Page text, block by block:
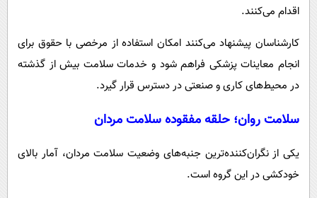
اقدام می‌کنند.
کارشناسان پیشنهاد می‌کنند امکان استفاده از مرخصی با حقوق برای
انجام معاینات پزشکی فراهم شود و خدمات سلامت بیش از گذشته
در محیط‌های کاری و صنعتی در دسترس قرار گیرد.
سلامت روان؛ حلقه مفقوده سلامت مردان
یکی از نگران‌کننده‌ترین جنبه‌های وضعیت سلامت مردان، آمار بالای
خودکشی در این گروه است.